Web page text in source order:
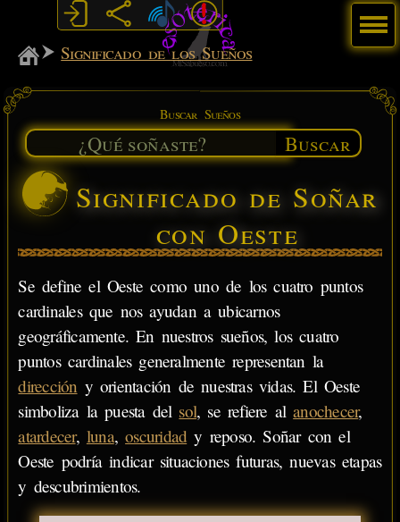
MiSabueso
Significado de los Sueños
Buscar Sueños
Buscar
Significado de Soñar
con Oeste
Se define el Oeste como uno de los cuatro puntos
cardinales que nos ayudan a ubicarnos
geográficamente. En nuestros sueños, los cuatro
puntos cardinales generalmente representan la
dirección y orientación de nuestras vidas. El Oeste
simboliza la puesta del sol, se refiere alanochecer,
atardecer, luna,oscuridad y reposo. Soñar con el
Oeste podría indicar situaciones futuras, nuevas etapas
y descubrimientos.
Menú